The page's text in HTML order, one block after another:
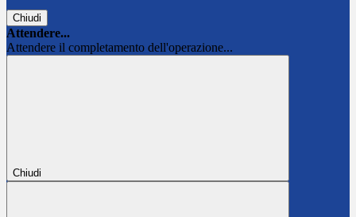
Chiudi
Attendere...
Attendere il completamento dell'operazione...
Chiudi